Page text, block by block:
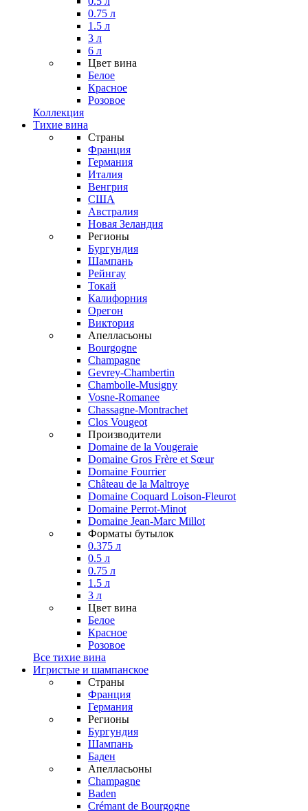
0.75 л
1.5 л
3 л
6 л
Цвет вина
Белое
Красное
Розовое
Коллекция
Тихие вина
Страны
Франция
Германия
Италия
Венгрия
США
Австралия
Новая Зеландия
Регионы
Бургундия
Шампань
Рейнгау
Токай
Калифорния
Орегон
Виктория
Апелласьоны
Bourgogne
Champagne
Gevrey-Chambertin
Chambolle-Musigny
Vosne-Romanee
Chassagne-Montrachet
Clos Vougeot
Производители
Domaine de la Vougeraie
Domaine Gros Frère et Sœur
Domaine Fourrier
Château de la Maltroye
Domaine Coquard Loison-Fleurot
Domaine Perrot-Minot
Domaine Jean-Marc Millot
Форматы бутылок
0.375 л
0.5 л
0.75 л
1.5 л
3 л
Цвет вина
Белое
Красное
Розовое
Все тихие вина
Игристые и шампанское
Страны
Франция
Германия
Регионы
Бургундия
Шампань
Баден
Апелласьоны
Champagne
Baden
Crémant de Bourgogne